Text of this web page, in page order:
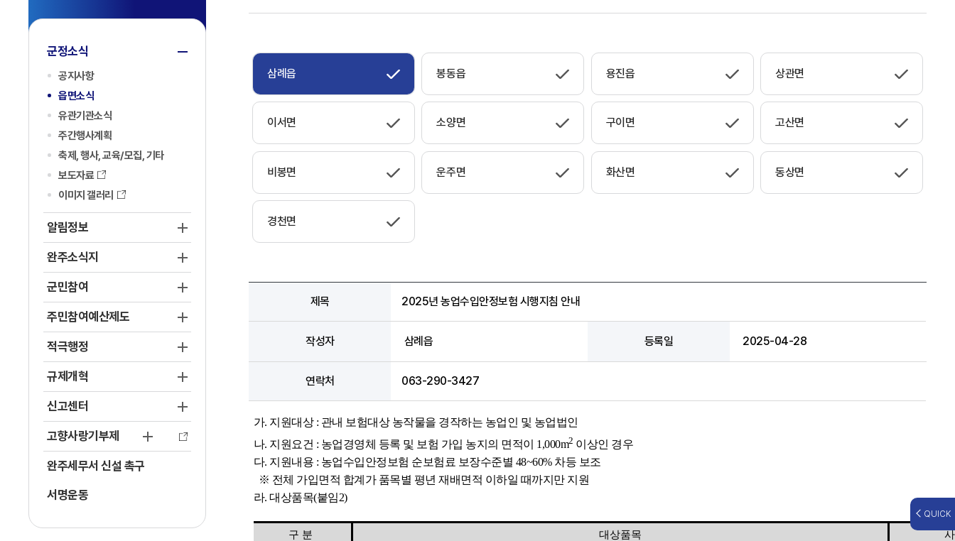
군정소식
공지사항
읍면소식
유관기관소식
주간행사계획
축제, 행사, 교육/모집, 기타
보도자료
이미지 갤러리
알림정보
완주소식지
군민참여
주민참여예산제도
적극행정
규제개혁
신고센터
고향사랑기부제
완주세무서 신설 촉구
서명운동
삼례읍 봉동읍 용진읍 상관면
이서면 소양면 구이면 고산면
비봉면 운주면 화산면 동상면
경천면
제목 2025년 농업수입안정보험 시행지침 안내
작성자 삼례읍 등록일 2025-04-28
연락처 063-290-3427
가. 지원대상 : 관내 보험대상 농작물을 경작하는 농업인 및 농업법인
나. 지원요건 : 농업경영체 등록 및 보험 가입 농지의 면적이 1,000m2 이상인 경우
다. 지원내용 : 농업수입안정보험 순보험료 보장수준별 48~60% 차등 보조
※ 전체 가입면적 합계가 품목별 평년 재배면적 이하일 때까지만 지원
라. 대상품목(붙임2)
구분 대상품목
QUICK